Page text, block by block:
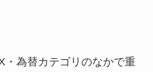
・為替カテゴリのなかで重